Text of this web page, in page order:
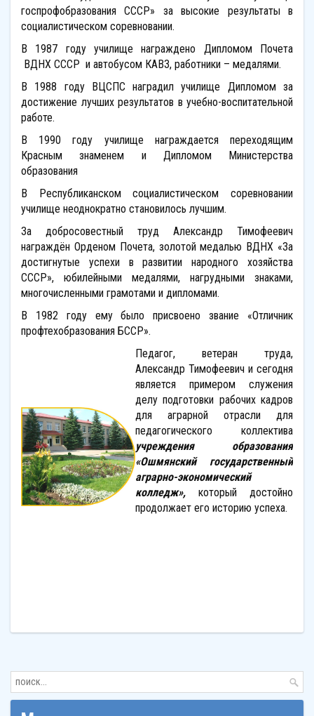
госпрофобразования СССР» за высокие результаты в
социалистическом соревновании.
В 1987 году училище награждено Дипломом Почета
ВДНХ СССР и автобусом КАВЗ, работники – медалями.
В 1988 году ВЦСПС наградил училище Дипломом за
достижение лучших результатов в учебно-воспитательной
работе.
В 1990 году училище награждается переходящим
Красным знаменем и Дипломом Министерства
образования
В Республиканском социалистическом соревновании
училище неоднократно становилось лучшим.
За добросовестный труд Александр Тимофеевич
награждён Орденом Почета, золотой медалью ВДНХ «За
достигнутые успехи в развитии народного хозяйства
СССР», юбилейными медалями, нагрудными знаками,
многочисленными грамотами и дипломами.
В 1982 году ему было присвоено звание «Отличник
профтехобразования БССР».
Педагог, ветеран труда,
Александр Тимофеевич и сегодня
является примером служения
делу подготовки рабочих кадров
для аграрной отрасли для
педагогического коллектива
учреждения образования
«Ошмянский государственный
аграрно-экономический
колледж», который достойно
продолжает его историю успеха.